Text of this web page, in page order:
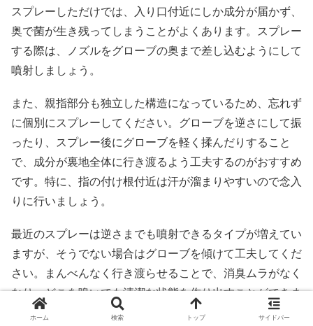
スプレーしただけでは、入り口付近にしか成分が届かず、
奥で菌が生き残ってしまうことがよくあります。スプレー
する際は、ノズルをグローブの奥まで差し込むようにして
噴射しましょう。
また、親指部分も独立した構造になっているため、忘れず
に個別にスプレーしてください。グローブを逆さにして振
ったり、スプレー後にグローブを軽く揉んだりすること
で、成分が裏地全体に行き渡るよう工夫するのがおすすめ
です。特に、指の付け根付近は汗が溜まりやすいので念入
りに行いましょう。
最近のスプレーは逆さまでも噴射できるタイプが増えてい
ますが、そうでない場合はグローブを傾けて工夫してくだ
さい。まんべんなく行き渡らせることで、消臭ムラがなく
なり、どこを嗅いでも清潔な状態を作り出すことができま
す。丁寧な作業が、確かな効果を生みます。
ホーム 検索 トップ サイドバー